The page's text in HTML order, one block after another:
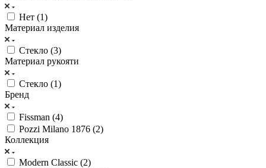
Нет (1)
Материал изделия
Стекло (3)
Материал рукояти
Стекло (1)
Бренд
Fissman (4)
Pozzi Milano 1876 (2)
Коллекция
Modern Classic (2)